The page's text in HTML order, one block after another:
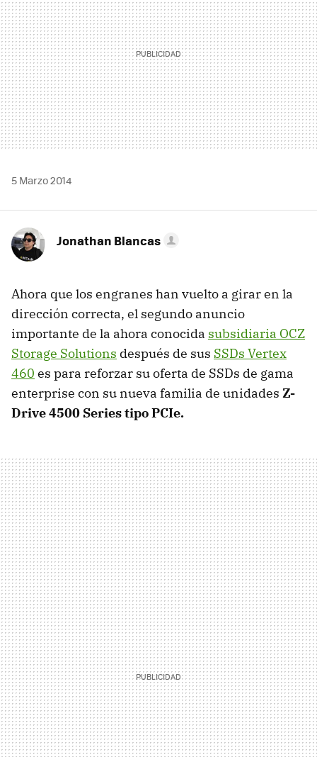
5 Marzo 2014
Jonathan Blancas
Ahora que los engranes han vuelto a girar en la
dirección correcta, el segundo anuncio
importante de la ahora conocida subsidiaria OCZ
Storage Solutions después de sus SSDs Vertex
460 es para reforzar su oferta de SSDs de gama
enterprise con su nueva familia de unidades Z-
Drive 4500 Series tipo PCIe.